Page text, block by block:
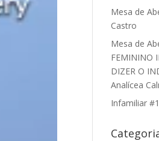
Mesa de
Castro
Mesa de
FEMININO
DIZER O
Analícea
Infamiliar